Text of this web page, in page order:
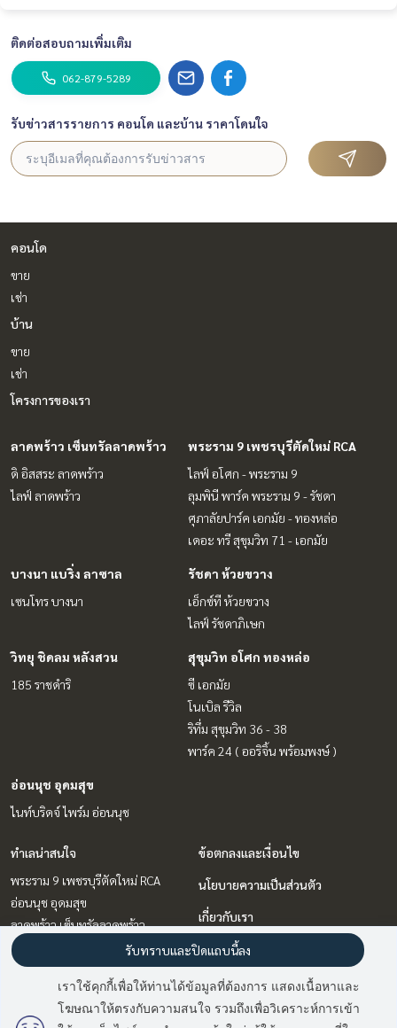
มี2คนกำลังดูประกาศนี้
ติดต่อสอบถามเพิ่มเติม
062-879-5289
รับข่าวสารรายการ คอนโด และบ้าน ราคาโดนใจ
คอนโด
ขาย
เช่า
บ้าน
ขาย
เช่า
โครงการของเรา
ลาดพร้าว เซ็นทรัลลาดพร้าว
ดิ อิสสระ ลาดพร้าว
ไลฟ์ ลาดพร้าว
พระราม 9 เพชรบุรีตัดใหม่ RCA
ไลฟ์ อโศก - พระราม 9
ลุมพินี พาร์ค พระราม 9 - รัชดา
ศุภาลัยปาร์ค เอกมัย - ทองหล่อ
เดอะ ทรี สุขุมวิท 71 - เอกมัย
บางนา แบริ่ง ลาซาล
เซนโทร บางนา
รัชดา ห้วยขวาง
เอ็กซ์ที ห้วยขวาง
ไลฟ์ รัชดาภิเษก
วิทยุ ชิดลม หลังสวน
185 ราชดำริ
สุขุมวิท อโศก ทองหล่อ
ซี เอกมัย
โนเบิล รีวิล
ริทึ่ม สุขุมวิท 36 - 38
พาร์ค 24 ( ออริจิ้น พร้อมพงษ์ )
อ่อนนุช อุดมสุข
ไนท์บริดจ์ ไพร์ม อ่อนนุช
ทำเลน่าสนใจ
พระราม 9 เพชรบุรีตัดใหม่ RCA
อ่อนนุช อุดมสุข
ลาดพร้าว เซ็นทรัลลาดพร้าว
บางนา แบริ่ง ลาซาล
สุขุมวิท อโศก ทองหล่อ
รัชดา ห้วยขวาง
วิทยุ ชิดลม หลังสวน
ข้อตกลงและเงื่อนไข
นโยบายความเป็นส่วนตัว
เกี่ยวกับเรา
วิธีการฝากขาย-เช่า
ติดต่อ
เราใช้คุกกี้เพื่อให้ท่านได้ข้อมูลที่ต้องการ แสดงเนื้อหาและ
โฆษณาให้ตรงกับความสนใจ รวมถึงเพื่อวิเคราะห์การเข้า
รับทราบและปิดแถบนี้ลง